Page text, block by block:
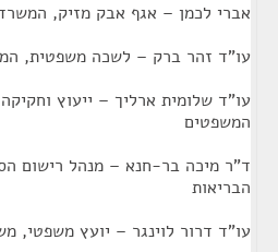
אברי לכמן – אגף אבק מזיק,
עו"ד זהר ברק – לשכה משפטית,
עו"ד שלומית ארליך – ייעוץ
המשפטים
ד"ר מיכה בר-חנא – מנהל רישום
הבריאות
עו"ד דרור לוינגר – יועץ משפטי,